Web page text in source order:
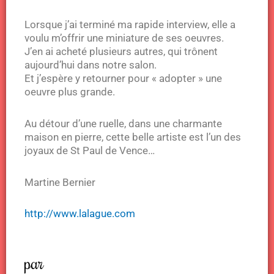
Lorsque j’ai terminé ma rapide interview, elle a
voulu m’offrir une miniature de ses oeuvres.
J’en ai acheté plusieurs autres, qui trônent
aujourd’hui dans notre salon.
Et j’espère y retourner pour « adopter » une
oeuvre plus grande.
Au détour d’une ruelle, dans une charmante
maison en pierre, cette belle artiste est l’un des
joyaux de St Paul de Vence…
Martine Bernier
http://www.lalague.com
par